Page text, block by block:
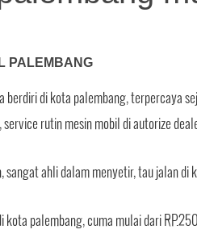
PALEMBANG
berdiri di kota palembang, terpercaya
rutin mesin mobil di autorize
sangat ahli dalam menyetir, tau jalan
kota palembang, cuma mulai dari